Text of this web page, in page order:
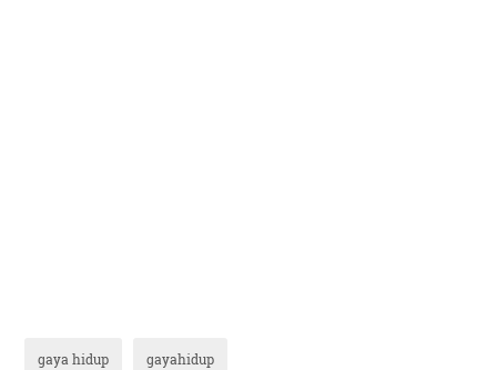
gaya hidup gayahidup